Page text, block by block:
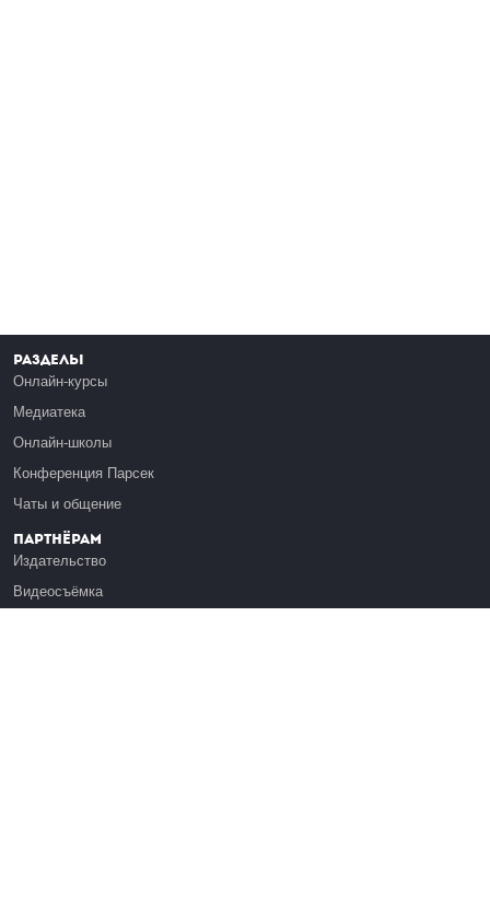
Разделы
Онлайн-курсы
Медиатека
Онлайн-школы
Конференция Парсек
Чаты и общение
Партнёрам
Издательство
Видеосъёмка